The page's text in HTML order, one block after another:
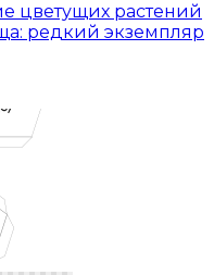
цветущих растений
редкий экземпляр